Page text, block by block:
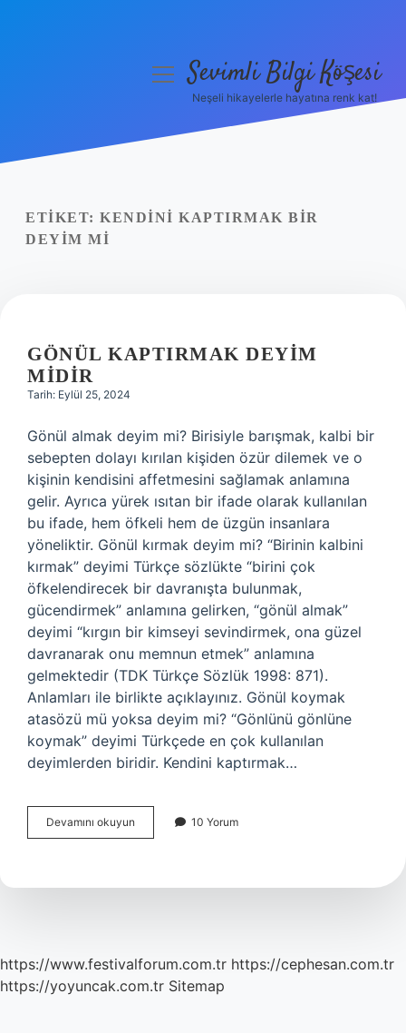
Yasal Uyarı
menüyüSevimli Bilgi Köşesi
Neşeli hikayelerle hayatına renk kat!
ETIKET: KENDINI KAPTIRMAK BIR
DEYIM MI
GÖNÜL KAPTIRMAK DEYIM
MIDIR
Tarih: Eylül 25, 2024
Gönül almak deyim mi? Birisiyle barışmak, kalbi bir
sebepten dolayı kırılan kişiden özür dilemek ve o
kişinin kendisini affetmesini sağlamak anlamına
gelir. Ayrıca yürek ısıtan bir ifade olarak kullanılan
bu ifade, hem öfkeli hem de üzgün insanlara
yöneliktir. Gönül kırmak deyim mi? “Birinin kalbini
kırmak” deyimi Türkçe sözlükte “birini çok
öfkelendirecek bir davranışta bulunmak,
gücendirmek” anlamına gelirken, “gönül almak”
deyimi “kırgın bir kimseyi sevindirmek, ona güzel
davranarak onu memnun etmek” anlamına
gelmektedir (TDK Türkçe Sözlük 1998: 871).
Anlamları ile birlikte açıklayınız. Gönül koymak
atasözü mü yoksa deyim mi? “Gönlünü gönlüne
koymak” deyimi Türkçede en çok kullanılan
deyimlerden biridir. Kendini kaptırmak…
Devamını okuyun
Kaptırmak
10 Yorum
https://www.festivalforum.com.tr https://cephesan.com.tr
https://yoyuncak.com.tr Sitemap